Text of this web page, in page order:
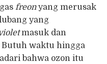
freonyang merusak
yang
masuk dan
waktu hingga
bahwa ozon itu